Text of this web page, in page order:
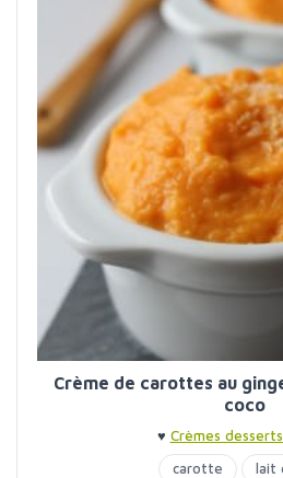
Crème de carottes au
coco
♥ Crèmes
carotte
lait